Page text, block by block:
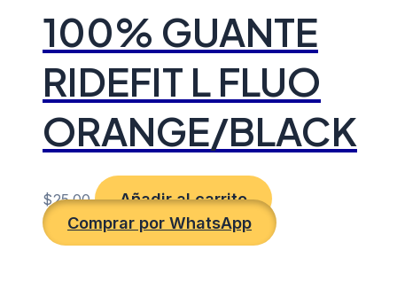
100% GUANTE
RIDEFIT L FLUO
ORANGE/BLACK
$25.00
Añadir al carrito
Comprar por WhatsApp